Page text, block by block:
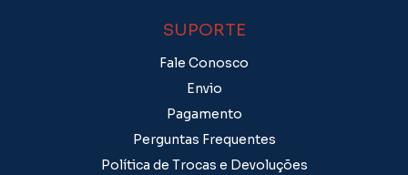
SUPORTE
Fale Conosco
Envio
Pagamento
Perguntas Frequentes
Política de Trocas e Devoluções